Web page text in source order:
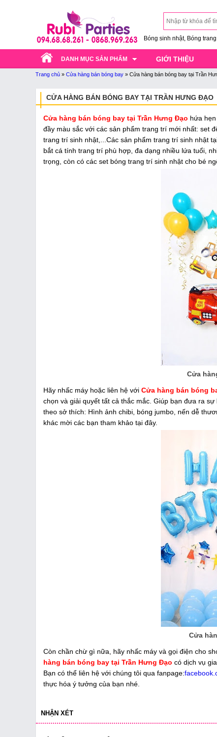
Bóng sinh nhật, Bóng
DANH MỤC SẢN PHẨM GIỚI THIỆU
Trang chủ » Cửa hàng bán bóng bay » Cửa hàng bán bóng bay tại Trần
CỬA HÀNG BÁN BÓNG BAY TẠI TRẦN HƯNG ĐẠO
Cửa hàng bán bóng bay tại Trần Hưng Đạo hứa
đầy màu sắc với các sản phẩm trang trí mới nhất: set
trang trí sinh nhật,...Các sản phẩm trang trí sinh nhật
bắt cá tính trang trí phù hợp, đa dạng nhiều lứa tuổi,
trọng, còn có các set bóng trang trí sinh nhật cho bé
Cửa
Hãy nhấc máy hoặc liên hệ với Cửa hàng bán bóng
chọn và giải quyết tất cả thắc mắc. Giúp bạn đưa ra
theo sở thích: Hình ảnh chibi, bóng jumbo, nến dễ
khác mời các bạn tham khảo tại đây.
Cửa
Còn chần chừ gì nữa, hãy nhấc máy và gọi điện cho
hàng bán bóng bay tại Trần Hưng Đạo có dịch vụ
Bạn có thể liên hệ với chúng tôi qua fanpage:
thực hóa ý tưởng của bạn nhé.
NHẬN XÉT